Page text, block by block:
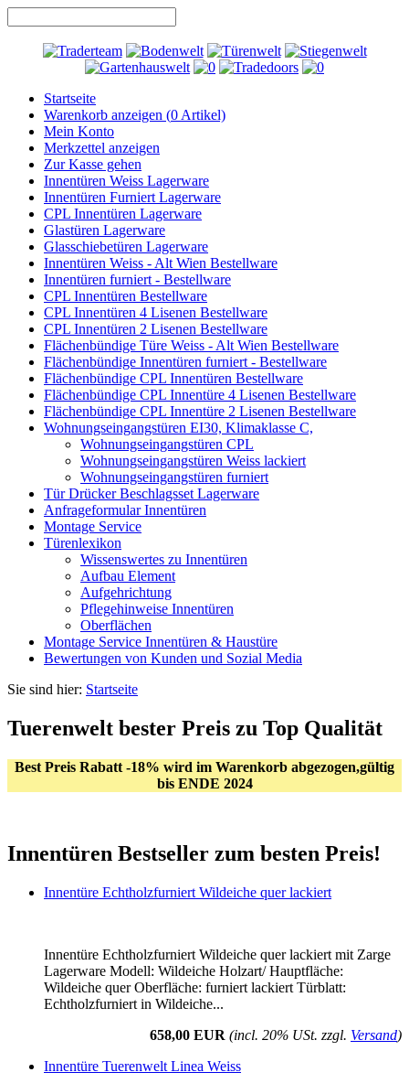
Startseite
Warenkorb anzeigen (0 Artikel)
Mein Konto
Merkzettel anzeigen
Zur Kasse gehen
Innentüren Weiss Lagerware
Innentüren Furniert Lagerware
CPL Innentüren Lagerware
Glastüren Lagerware
Glasschiebetüren Lagerware
Innentüren Weiss - Alt Wien Bestellware
Innentüren furniert - Bestellware
CPL Innentüren Bestellware
CPL Innentüren 4 Lisenen Bestellware
CPL Innentüren 2 Lisenen Bestellware
Flächenbündige Türe Weiss - Alt Wien Bestellware
Flächenbündige Innentüren furniert - Bestellware
Flächenbündige CPL Innentüren Bestellware
Flächenbündige CPL Innentüre 4 Lisenen Bestellware
Flächenbündige CPL Innentüre 2 Lisenen Bestellware
Wohnungseingangstüren EI30, Klimaklasse C,
Wohnungseingangstüren CPL
Wohnungseingangstüren Weiss lackiert
Wohnungseingangstüren furniert
Tür Drücker Beschlagsset Lagerware
Anfrageformular Innentüren
Montage Service
Türenlexikon
Wissenswertes zu Innentüren
Aufbau Element
Aufgehrichtung
Pflegehinweise Innentüren
Oberflächen
Montage Service Innentüren & Haustüre
Bewertungen von Kunden und Sozial Media
Sie sind hier: Startseite
Tuerenwelt bester Preis zu Top Qualität
Best Preis Rabatt -18% wird im Warenkorb abgezogen,gültig
bis ENDE 2024
Innentüren Bestseller zum besten Preis!
Innentüre Echtholzfurniert Wildeiche quer lackiert
Innentüre Echtholzfurniert Wildeiche quer lackiert mit Zarge
Lagerware Modell: Wildeiche Holzart/ Hauptfläche:
Wildeiche quer Oberfläche: furniert lackiert Türblatt:
Echtholzfurniert in Wildeiche...
658,00 EUR (incl. 20% USt. zzgl. Versand)
Innentüre Tuerenwelt Linea Weiss